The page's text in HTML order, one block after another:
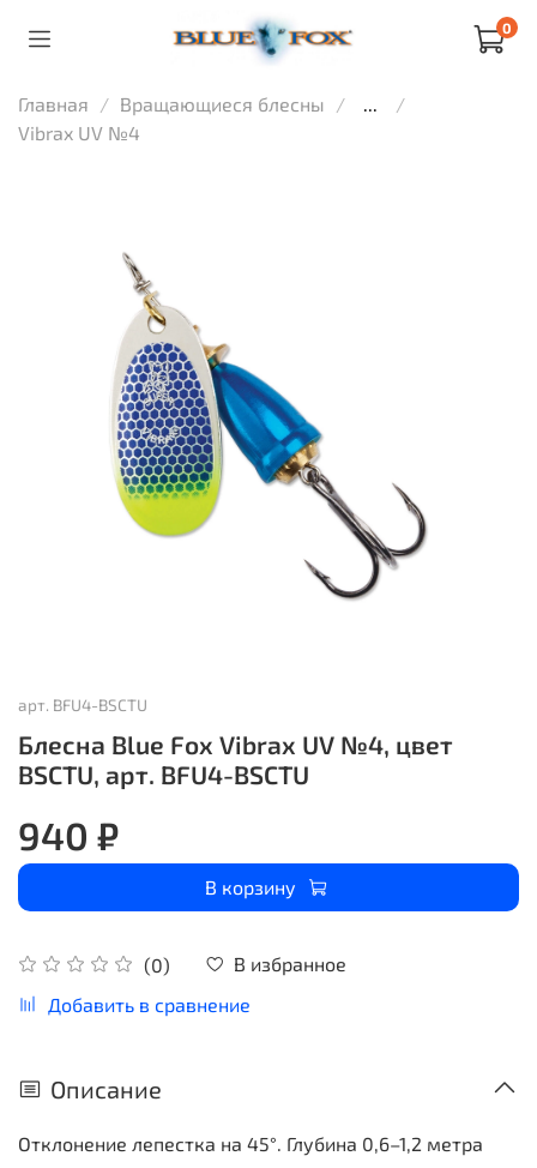
0
Главная Вращающиеся блесны
...
Vibrax UV №4
арт. BFU4-BSCTU
Блесна Blue Fox Vibrax UV №4, цвет
BSCTU, арт. BFU4-BSCTU
(0)
В избранное
Добавить в сравнение
940 ₽
В корзину
Описание
Отклонение лепестка на 45°. Глубина 0,6–1,2 метра